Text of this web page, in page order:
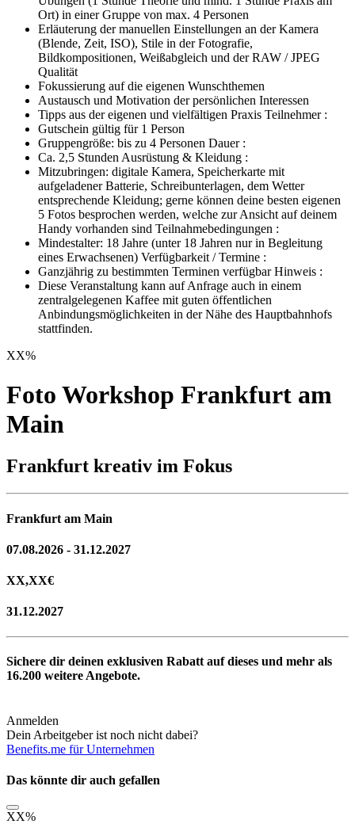
Ort) in einer Gruppe von max. 4 Personen
Erläuterung der manuellen Einstellungen an der Kamera
(Blende, Zeit, ISO), Stile in der Fotografie,
Bildkompositionen, Weißabgleich und der RAW / JPEG
Qualität
Fokussierung auf die eigenen Wunschthemen
Austausch und Motivation der persönlichen Interessen
Tipps aus der eigenen und vielfältigen Praxis Teilnehmer :
Gutschein gültig für 1 Person
Gruppengröße: bis zu 4 Personen Dauer :
Ca. 2,5 Stunden Ausrüstung & Kleidung :
Mitzubringen: digitale Kamera, Speicherkarte mit
aufgeladener Batterie, Schreibunterlagen, dem Wetter
entsprechende Kleidung; gerne können deine besten eigenen
5 Fotos besprochen werden, welche zur Ansicht auf deinem
Handy vorhanden sind Teilnahmebedingungen :
Mindestalter: 18 Jahre (unter 18 Jahren nur in Begleitung
eines Erwachsenen) Verfügbarkeit / Termine :
Ganzjährig zu bestimmten Terminen verfügbar Hinweis :
Diese Veranstaltung kann auf Anfrage auch in einem
zentralgelegenen Kaffee mit guten öffentlichen
Anbindungsmöglichkeiten in der Nähe des Hauptbahnhofs
stattfinden.
XX%
Foto Workshop Frankfurt am
Main
Frankfurt kreativ im Fokus
Frankfurt am Main
07.08.2026 - 31.12.2027
XX,XX€
31.12.2027
Sichere dir deinen exklusiven Rabatt auf dieses und mehr als
16.200 weitere Angebote.
Anmelden
Dein Arbeitgeber ist noch nicht dabei?
Benefits.me für Unternehmen
Das könnte dir auch gefallen
XX%